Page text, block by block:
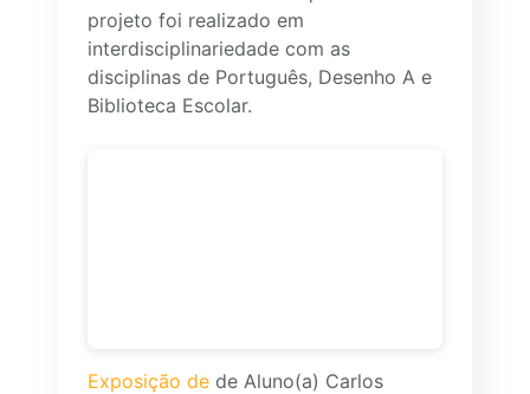
projeto foi realizado em
interdisciplinariedade com as
disciplinas de Português, Desenho A e
Biblioteca Escolar.
Exposição de de Aluno(a) Carlos